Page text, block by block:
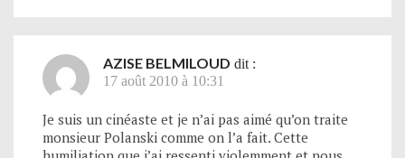
AZISE BELMILOUD dit :
17 août 2010 à 10:31
Je suis un cinéaste et je n’ai pas aimé qu’on traite
monsieur Polanski comme on l’a fait. Cette